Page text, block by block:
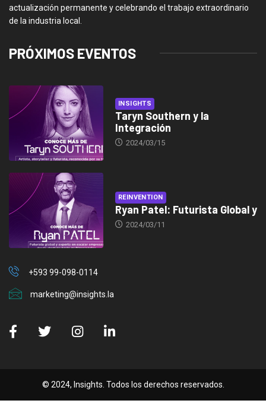
actualización permanente y celebrando el trabajo extraordinario
de la industria local.
PRÓXIMOS EVENTOS
INSIGHTS
Taryn Southern y la
Integración
2024/03/15
REINVENTION
Ryan Patel: Futurista Global y
2024/03/11
+593 99-098-0114
marketing@insights.la
© 2024, Insights. Todos los derechos reservados.